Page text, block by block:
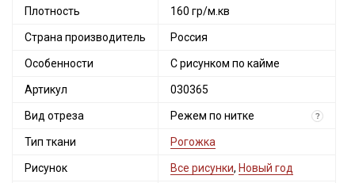
Плотность 160 гр/м.кв
Страна производитель Россия
Особенности С рисунком по кайме
Артикул 030365
Вид отреза Режем по нитке ?
Тип ткани Рогожка
Рисунок Все рисунки, Новый год